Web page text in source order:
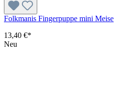
Folkmanis Fingerpuppe mini Meise
13,40 €*
Neu